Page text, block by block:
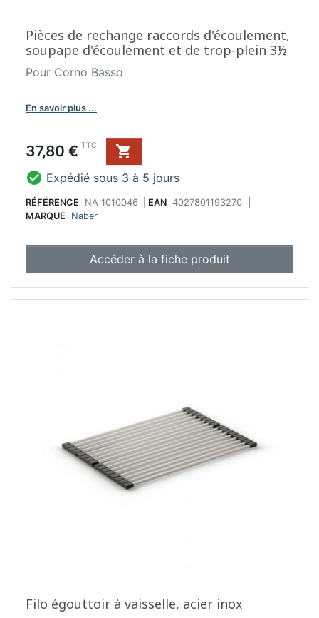
Pièces de rechange raccords d'écoulement,
soupape d'écoulement et de trop-plein 3½
Pour Corno Basso
En savoir plus ...
Prix
37,80 € TTC

 Expédié sous 3 à 5 jours
RÉFÉRENCE NA 1010046 EAN 4027801193270
MARQUE
Naber
Accéder à la fiche produit
Filo égouttoir à vaisselle, acier inox